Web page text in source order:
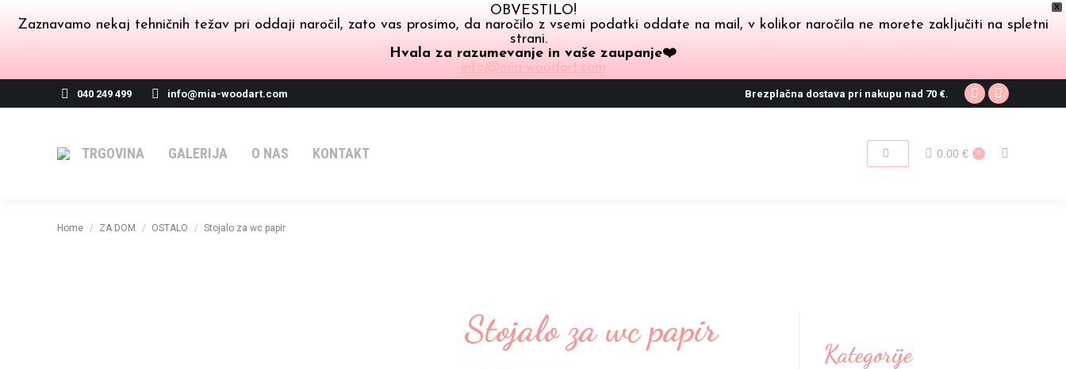
X
OBVESTILO!
Zaznavamo nekaj tehničnih težav pri oddaji naročil, zato vas prosimo, da naročilo z vsemi podatki oddate na mail, v kolikor naročila ne morete zaključiti na spletni
strani.
Hvala za razumevanje in vaše zaupanje❤️
info@mia-woodart.com
040 249 499 info@mia-woodart.com Brezplačna dostava pri nakupu nad 70 €.
Facebook
in
Instagram
TRGOVINA GALERIJA O NAS KONTAKT 0.00 € 0 Search:
You are here:
Home ZA DOM OSTALO Stojalo za wc papir
Stojalo za wc papir
Kategorije